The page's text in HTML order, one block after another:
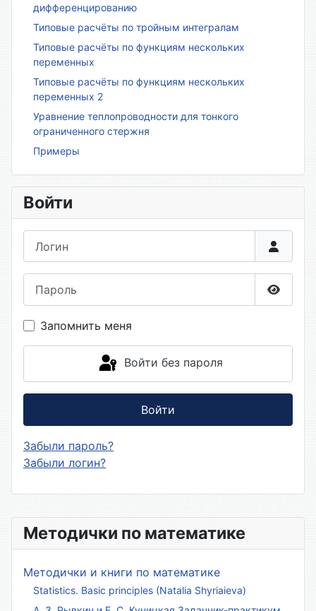
Методички по математике
Методички и книги по математике
Statistics. Basic principles (Natalia Shyriaieva)
дифференцированию
Типовые расчёты по тройным интегралам
Типовые расчёты по функциям нескольких
переменных
Типовые расчёты по функциям нескольких
переменных 2
Уравнение теплопроводности для тонкого
ограниченного стержня
Примеры
Войти
Запомнить меня
Войти без пароля
Войти
Забыли пароль?
Забыли логин?